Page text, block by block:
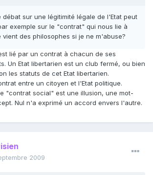
débat sur une légitimité légale de l'Etat peut
exemple sur le "contrat" qui nous lie à
vient des philosophes si je ne m'abuse?
lié par un contrat à chacun de ses
Un Etat libertarien est un club fermé, ou bien
les statuts de cet Etat libertarien.
entre un citoyen et l'Etat politique.
"contrat social" est une illusion, une mot-
Nul n'a exprimé un accord envers l'autre.
2009